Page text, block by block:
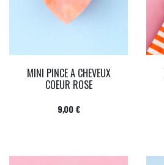
MINI PINCE A CHEVEUX
COEUR ROSE
Prix
9,00 €